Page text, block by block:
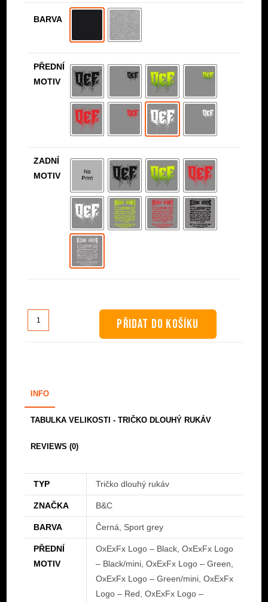
BARVA
PŘEDNÍ
MOTIV
ZADNÍ
MOTIV
Tričko
dlouhý
Logo
množství
PŘIDAT DO KOŠÍKU
INFO
TABULKA VELIKOSTI - TRIČKO DLOUHÝ RUKÁV
REVIEWS (0)
TYP Tričko dlouhý rukáv
ZNAČKA B&C
BARVA Černá, Sport grey
PŘEDNÍ
MOTIV
OxExFx Logo – Black, OxExFx Logo
– Black/mini, OxExFx Logo – Green,
OxExFx Logo – Green/mini, OxExFx
Logo – Red, OxExFx Logo –